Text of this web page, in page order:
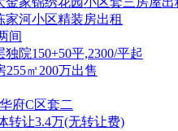
家河小区精装房出租
间
院150+50平,2300/平起
255㎡200万出售
府C区套二
转让3.4万(无转让费)